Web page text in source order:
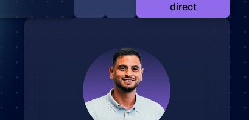
direct